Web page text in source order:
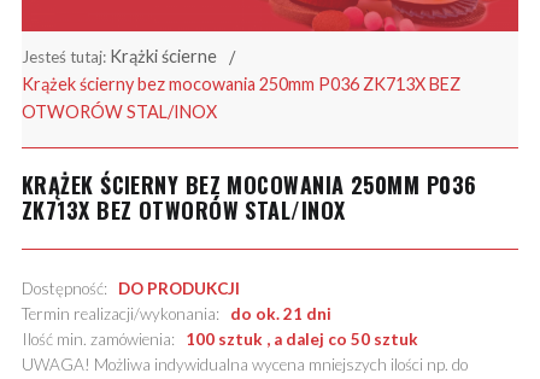
Jesteś tutaj: Krążki ścierne
Krążek ścierny bez mocowania 250mm P036 ZK713X BEZ
OTWORÓW STAL/INOX
KRĄŻEK ŚCIERNY BEZ MOCOWANIA 250MM P036
ZK713X BEZ OTWORÓW STAL/INOX
Dostępność: DO PRODUKCJI
Termin realizacji/wykonania: do ok. 21 dni
Ilość min. zamówienia: 100 sztuk , a dalej co 50 sztuk
UWAGA! Możliwa indywidualna wycena mniejszych ilości np. do